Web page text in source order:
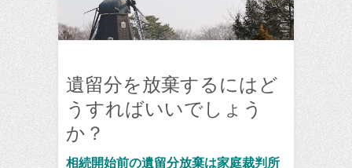
遺留分を放棄するにはど
うすればいいでしょう
か？
相続開始前の遺留分放棄は家庭裁判所